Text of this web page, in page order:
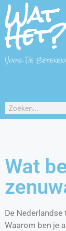
Het?
Voor De
Wat
De
Waarom ben je